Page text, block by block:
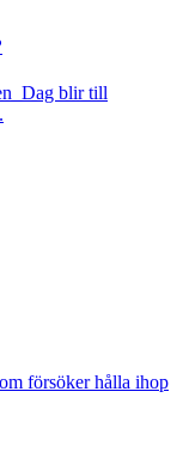
Dag blir till
försöker hålla ihop